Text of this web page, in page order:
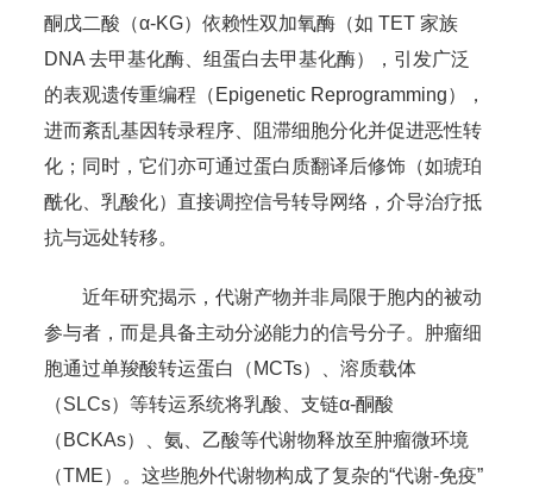
酮戊二酸（α-KG）依赖性双加氧酶（如 TET 家族
DNA 去甲基化酶、组蛋白去甲基化酶），引发广泛
的表观遗传重编程（Epigenetic Reprogramming），
进而紊乱基因转录程序、阻滞细胞分化并促进恶性转
化；同时，它们亦可通过蛋白质翻译后修饰（如琥珀
酰化、乳酸化）直接调控信号转导网络，介导治疗抵
抗与远处转移。
近年研究揭示，代谢产物并非局限于胞内的被动
参与者，而是具备主动分泌能力的信号分子。肿瘤细
胞通过单羧酸转运蛋白（MCTs）、溶质载体
（SLCs）等转运系统将乳酸、支链α-酮酸
（BCKAs）、氨、乙酸等代谢物释放至肿瘤微环境
（TME）。这些胞外代谢物构成了复杂的“代谢-免疫”